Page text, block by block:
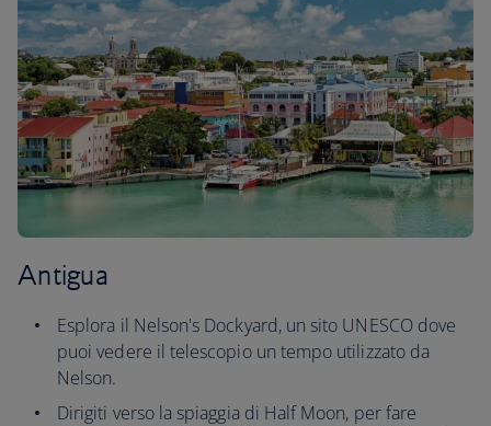
Antigua
Esplora il Nelson's Dockyard, un sito UNESCO dove
puoi vedere il telescopio un tempo utilizzato da
Nelson.
Dirigiti verso la spiaggia di Half Moon, per fare